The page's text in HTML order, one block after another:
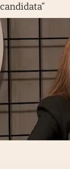
candidata”